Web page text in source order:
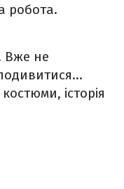
робота.
Вже не
історія